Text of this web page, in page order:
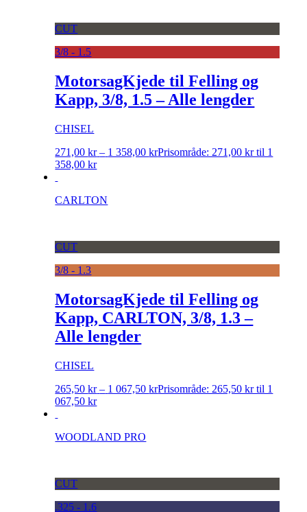
CUT
3/8 - 1.5
MotorsagKjede til Felling og
Kapp, 3/8, 1.5 – Alle lengder
CHISEL
271,00kr – 1 358,00krPrisområde: 271,00 kr til 1
358,00 kr
CARLTON
CUT
3/8 - 1.3
MotorsagKjede til Felling og
Kapp, CARLTON, 3/8, 1.3 –
Alle lengder
CHISEL
265,50kr – 1 067,50krPrisområde: 265,50 kr til 1
067,50 kr
WOODLAND PRO
CUT
.325 - 1.6